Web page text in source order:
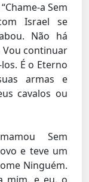
a Sem
Israel se
Não há
Vou continuar
É o Eterno
armas e
cavalos ou
Sem
e teve um
Ninguém.